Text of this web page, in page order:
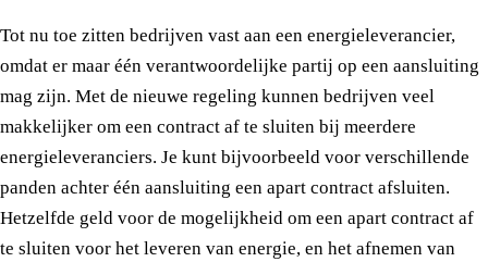
Tot nu toe zitten bedrijven vast aan een energieleverancier,
omdat er maar één verantwoordelijke partij op een aansluiting
mag zijn. Met de nieuwe regeling kunnen bedrijven veel
makkelijker om een contract af te sluiten bij meerdere
energieleveranciers. Je kunt bijvoorbeeld voor verschillende
panden achter één aansluiting een apart contract afsluiten.
Hetzelfde geld voor de mogelijkheid om een apart contract af
te sluiten voor het leveren van energie, en het afnemen van